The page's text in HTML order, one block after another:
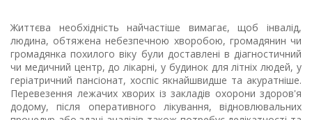
Життєва необхідність найчастіше вимагає, щоб інвалід,
людина, обтяжена небезпечною хворобою, громадянин чи
громадянка похилого віку були доставлені в діагностичний
чи медичний центр, до лікарні, у будинок для літніх людей, у
геріатричний пансіонат, хоспіс якнайшвидше та акуратніше.
Перевезення лежачих хворих із закладів охорони здоров'я
додому, після оперативного лікування, відновлювальних